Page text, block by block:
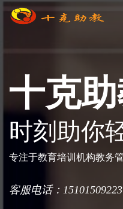
十克
时刻助你
专注于教育培训机构教务
客服电话：15101509223